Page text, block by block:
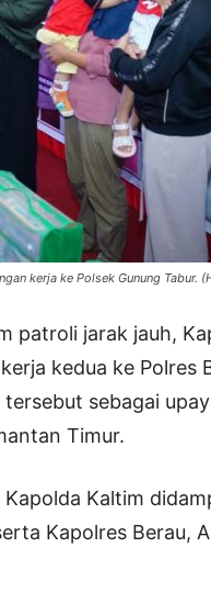
kerja ke Polsek Gunung Tabur.
patroli jarak jauh,
kedua ke Polres
sebagai
Timur.
Kaltim
Kapolres Berau,